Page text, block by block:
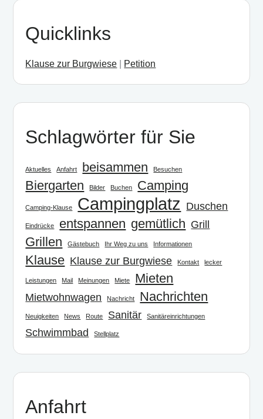
Quicklinks
Klause zur Burgwiese Petition
Schlagwörter für Sie
Aktuelles Anfahrt beisammen Besuchen
Biergarten Bilder Buchen Camping
Camping-Klause Campingplatz Duschen
Eindrücke entspannen gemütlich Grill
Grillen Gästebuch Ihr Weg zu uns Informationen
Klause Klause zur Burgwiese Kontakt lecker
Leistungen Mail Meinungen Miete Mieten
Mietwohnwagen Nachricht Nachrichten
Neuigkeiten News Route Sanitär Sanitäreinrichtungen
Schwimmbad Stellplatz
Anfahrt